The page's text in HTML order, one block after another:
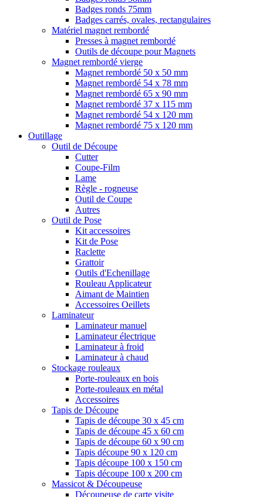
Badges ronds 75mm
Badges carrés, ovales, rectangulaires
Matériel magnet rembordé
Presses à magnet rembordé
Outils de découpe pour Magnets
Magnet rembordé vierge
Magnet rembordé 50 x 50 mm
Magnet rembordé 54 x 78 mm
Magnet rembordé 65 x 90 mm
Magnet rembordé 37 x 115 mm
Magnet rembordé 54 x 120 mm
Magnet rembordé 75 x 120 mm
Outillage
Outil de Découpe
Cutter
Coupe-Film
Lame
Règle - rogneuse
Outil de Coupe
Autres
Outil de Pose
Kit accessoires
Kit de Pose
Raclette
Grattoir
Outils d'Echenillage
Rouleau Applicateur
Aimant de Maintien
Accessoires Oeillets
Laminateur
Laminateur manuel
Laminateur électrique
Laminateur à froid
Laminateur à chaud
Stockage rouleaux
Porte-rouleaux en bois
Porte-rouleaux en métal
Accessoires
Tapis de Découpe
Tapis de découpe 30 x 45 cm
Tapis de découpe 45 x 60 cm
Tapis de découpe 60 x 90 cm
Tapis découpe 90 x 120 cm
Tapis découpe 100 x 150 cm
Tapis découpe 100 x 200 cm
Massicot & Découpeuse
Découpeuse de carte visite